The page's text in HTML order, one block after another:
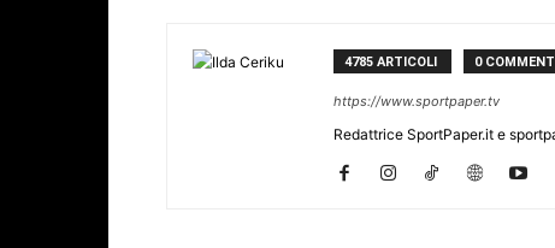
4785 ARTICOLI 0 COMMENTI
https://www.sportpaper.tv
Redattrice SportPaper.it e